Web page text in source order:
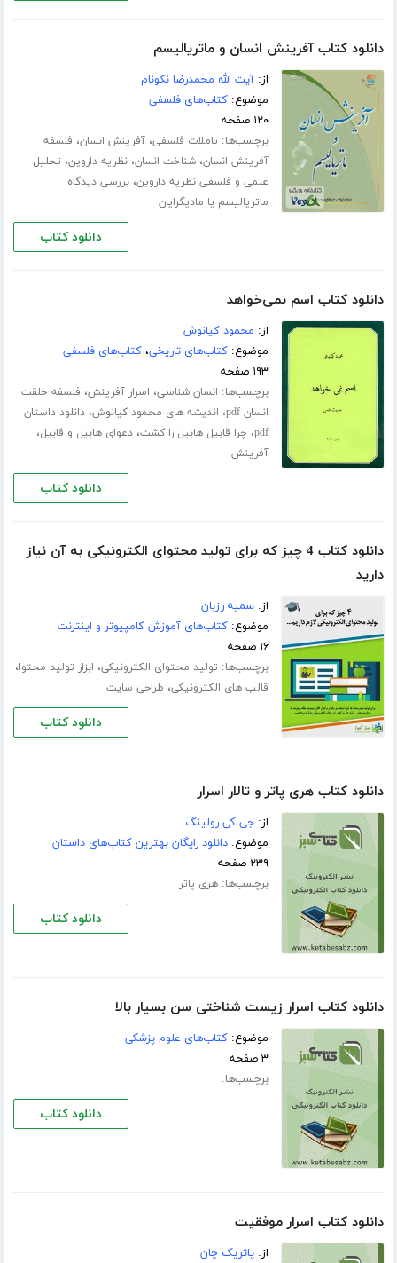
دانلود کتاب آفرینش انسان و ماتریالیسم
از:آیت الله محمدرضا نکونام
موضوع:کتاب‌های فلسفی
۱۲۰ صفحه
برچسب‌ها: تاملات فلسفی،آفرینش انسان، فلسفه
آفرینش انسان،شناخت انسان،نظریه داروین، تحلیل
علمی و فلسفی نظریه داروین،بررسی دیدگاه
ماتریالیسم یا مادیگرایان
دانلود کتاب
دانلود کتاب اسم نمی‌خواهد
از: محمود کیانوش
موضوع:کتاب‌های تاریخی،کتاب‌های فلسفی
۱۹۳ صفحه
برچسب‌ها: انسان شناسی، اسرار آفرینش، فلسفه خلقت
انسان pdf
، اندیشه های محمود کیانوش،دانلود داستان
pdf، چرا قابیل هابیل را کشت،دعوای هابیل و قابیل،
آفرینش
دانلود کتاب
دانلود کتاب 4 چیز که برای تولید محتوای الکترونیکی به آن نیاز
دارید
از:سمیه رزبان
موضوع:کتاب‌های آموزش کامپیوتر و اینترنت
۱۶ صفحه
برچسب‌ها: تولید محتوای الکترونیکی، ابزار تولید محتوا،
قالب های الکترونیکی، طراحی سایت
دانلود کتاب
دانلود کتاب هری پاتر و تالار اسرار
از:جی کی رولینگ
موضوع:دانلود رایگان بهترین کتاب‌های داستان
۲۳۹ صفحه
برچسب‌ها:هری پاتر
دانلود کتاب
دانلود کتاب اسرار زیست شناختی سن بسیار بالا
موضوع:کتاب‌های علوم پزشکی
۳ صفحه
برچسب‌ها:
دانلود کتاب
دانلود کتاب اسرار موفقیت
از:پاتریک چان